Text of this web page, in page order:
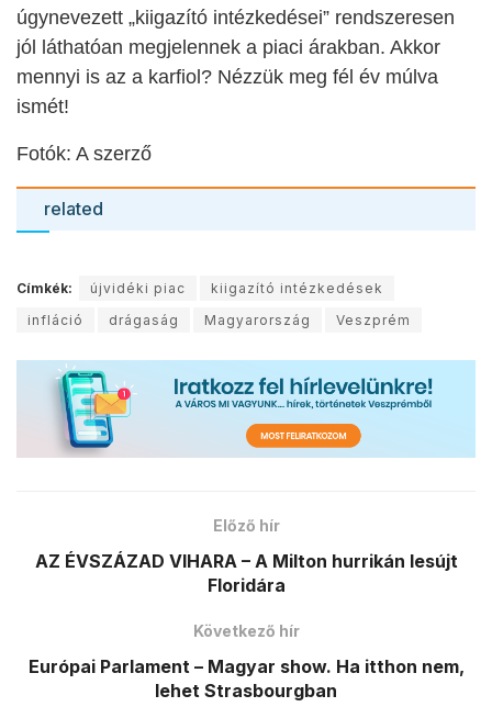
úgynevezett „kiigazító intézkedései” rendszeresen
jól láthatóan megjelennek a piaci árakban. Akkor
mennyi is az a karfiol? Nézzük meg fél év múlva
ismét!
Fotók: A szerző
related
Címkék: újvidéki piac
kiigazító intézkedések
infláció
drágaság Magyarország Veszprém
Előző hír
AZ ÉVSZÁZAD VIHARA – A Milton hurrikán lesújt
Floridára
Következő hír
Európai Parlament – Magyar show. Ha itthon nem,
lehet Strasbourgban